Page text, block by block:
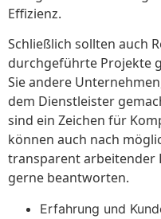
Effizienz.
Schließlich sollten auch
durchgeführte Projekte
Sie andere
dem Dienstleister
sind ein Zeichen für
können auch nach
transparent arbeitender
gerne beantworten.
Erfahrung und